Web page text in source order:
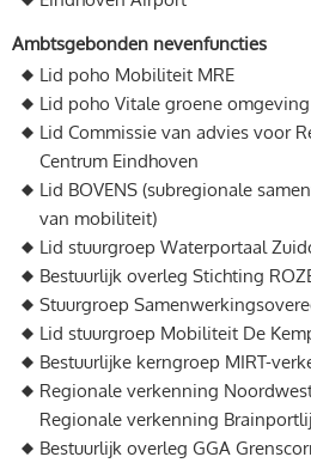
Ambtsgebonden nevenfuncties
Lid poho Mobiliteit MRE
Lid poho Vitale groene omgeving
Lid Commissie van advies voor
Centrum Eindhoven
Lid BOVENS (subregionale
van mobiliteit)
Lid stuurgroep Waterportaal
Bestuurlijk overleg Stichting
Stuurgroep
Lid stuurgroep Mobiliteit De
Bestuurlijke kerngroep MIRT-
Regionale verkenning
Regionale verkenning
Bestuurlijk overleg GGA